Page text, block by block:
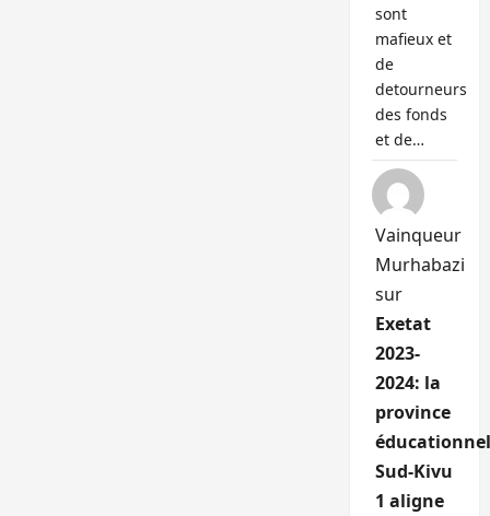
sont
mafieux et
de
detourneurs
des fonds
et de…
Vainqueur
Murhabazi
sur
Exetat
2023-
2024: la
province
Sud-Kivu
1 aligne